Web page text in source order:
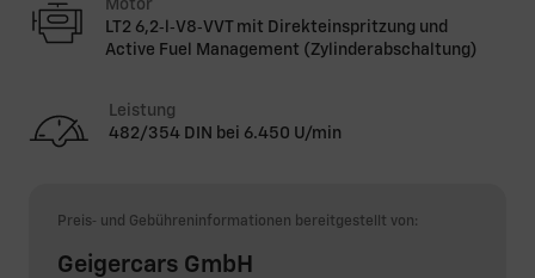
Motor
LT2 6,2‑l‑V8‑VVT mit Direkteinspritzung und
Active Fuel Management (Zylinderabschaltung)
Leistung
482/354 DIN bei 6.450 U/min
Preis‑ und Gebühreninformationen bereitgestellt von:
Geigercars GmbH